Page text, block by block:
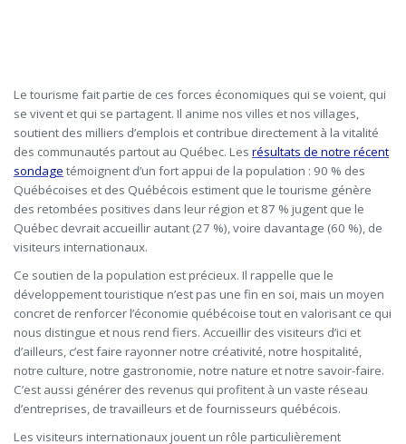
Le tourisme fait partie de ces forces économiques qui se voient, qui
se vivent et qui se partagent. Il anime nos villes et nos villages,
soutient des milliers d’emplois et contribue directement à la vitalité
des communautés partout au Québec. Les résultats de notre récent
sondage témoignent d’un fort appui de la population : 90 % des
Québécoises et des Québécois estiment que le tourisme génère
des retombées positives dans leur région et 87 % jugent que le
Québec devrait accueillir autant (27 %), voire davantage (60 %), de
visiteurs internationaux.
Ce soutien de la population est précieux. Il rappelle que le
développement touristique n’est pas une fin en soi, mais un moyen
concret de renforcer l’économie québécoise tout en valorisant ce qui
nous distingue et nous rend fiers. Accueillir des visiteurs d’ici et
d’ailleurs, c’est faire rayonner notre créativité, notre hospitalité,
notre culture, notre gastronomie, notre nature et notre savoir-faire.
C’est aussi générer des revenus qui profitent à un vaste réseau
d’entreprises, de travailleurs et de fournisseurs québécois.
Les visiteurs internationaux jouent un rôle particulièrement